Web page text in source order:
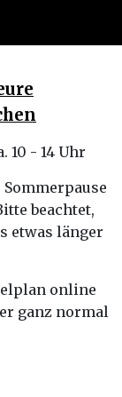
10 - 14 Uhr
beachtet,
etwas länger
online
ganz normal